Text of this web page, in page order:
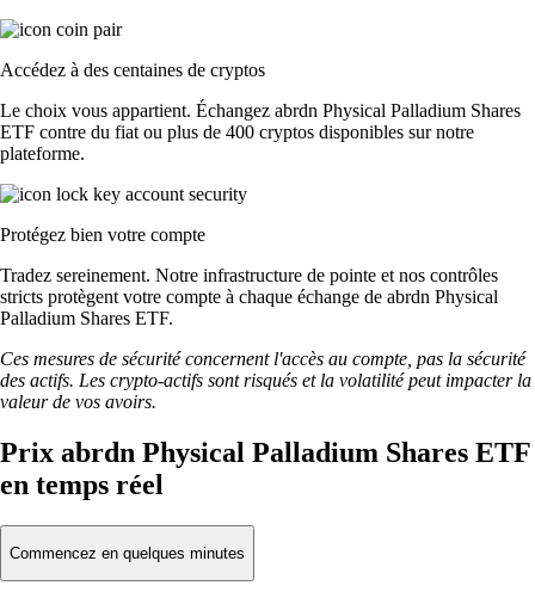
Accédez à des centaines de cryptos
Le choix vous appartient. Échangez abrdn Physical Palladium Shares
ETF contre du fiat ou plus de 400 cryptos disponibles sur notre
plateforme.
Protégez bien votre compte
Tradez sereinement. Notre infrastructure de pointe et nos contrôles
stricts protègent votre compte à chaque échange de abrdn Physical
Palladium Shares ETF.
Ces mesures de sécurité concernent l'accès au compte, pas la sécurité
des actifs. Les crypto-actifs sont risqués et la volatilité peut impacter la
valeur de vos avoirs.
Prix abrdn Physical Palladium Shares ETF
en temps réel
Commencez en quelques minutes